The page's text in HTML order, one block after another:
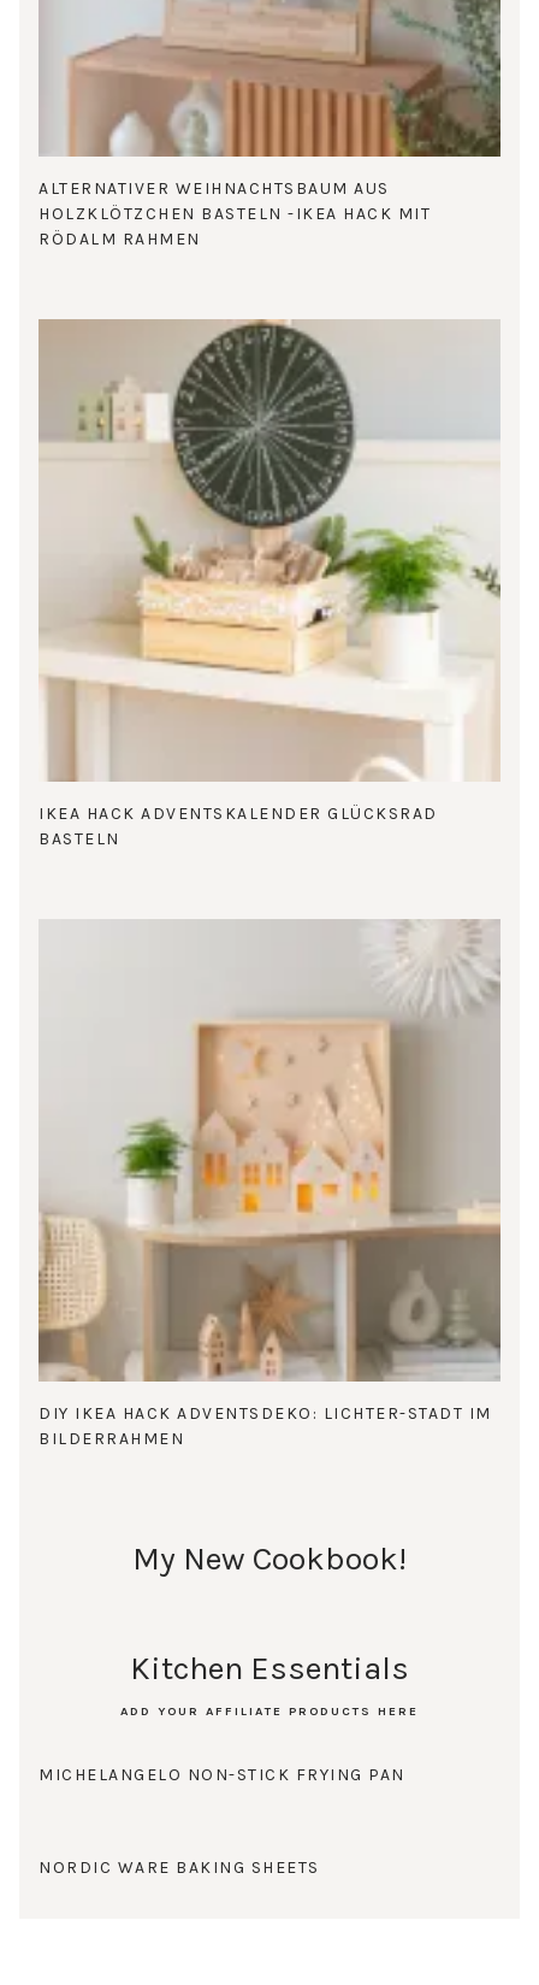
ALTERNATIVER WEIHNACHTSBAUM AUS
HOLZKLÖTZCHEN BASTELN -IKEA HACK MIT
RÖDALM RAHMEN
IKEA HACK ADVENTSKALENDER GLÜCKSRAD
BASTELN
DIY IKEA HACK ADVENTSDEKO: LICHTER-STADT IM
BILDERRAHMEN
My New Cookbook!
Kitchen Essentials
ADD YOUR AFFILIATE PRODUCTS HERE
MICHELANGELO NON-STICK FRYING PAN
NORDIC WARE BAKING SHEETS